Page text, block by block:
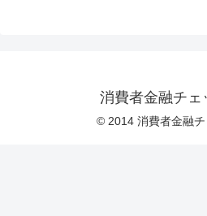
消費者金融チェ
© 2014 消費者金融チ